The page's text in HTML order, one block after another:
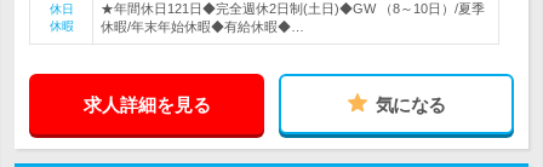
休日
休暇
★年間休日121日◆完全週休2日制(土日)◆GW （8～10日）/夏季
休暇/年末年始休暇◆有給休暇◆…
求人詳細を見る 気になる